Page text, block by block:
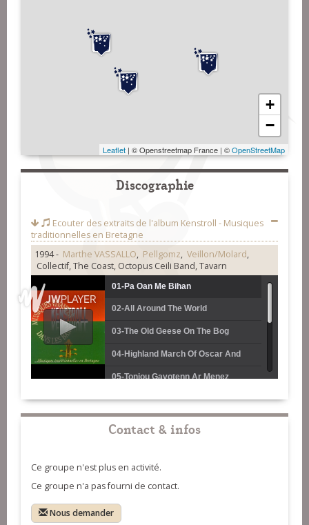
+
−
Leaflet | © Openstreetmap France | ©OpenStreetMap
Discographie
Ecouter des extraits de l'album Kenstroll - Musiques
traditionnelles en Bretagne
1994 - Marthe VASSALLO, Pellgomz, Veillon/Molard,
Collectif, The Coast, Octopus Ceili Band, Tavarn
01-Pa Oan Me Bihan
02-All Around The World
03-The Old Geese On The Bog
04-Highland March Of Oscar And
Malvina
05-Toniou Gavotenn Ar Menez
06-Jig Eccossaise. Duffy The
09-Suite De Gavotte Pourlet
10-Roger
Contact & infos
Ce groupe n'est plus en activité.
Ce groupe n'a pas fourni de contact.
Nous demander